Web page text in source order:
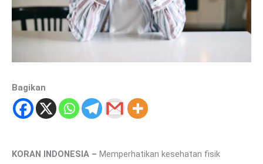
Bagikan
KORAN INDONESIA – Memperhatikan kesehatan fisik